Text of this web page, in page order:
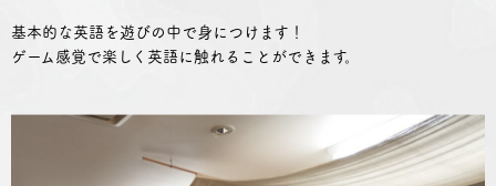
基本的な英語を遊びの中で身につけます！
ゲーム感覚で楽しく英語に触れることができます。